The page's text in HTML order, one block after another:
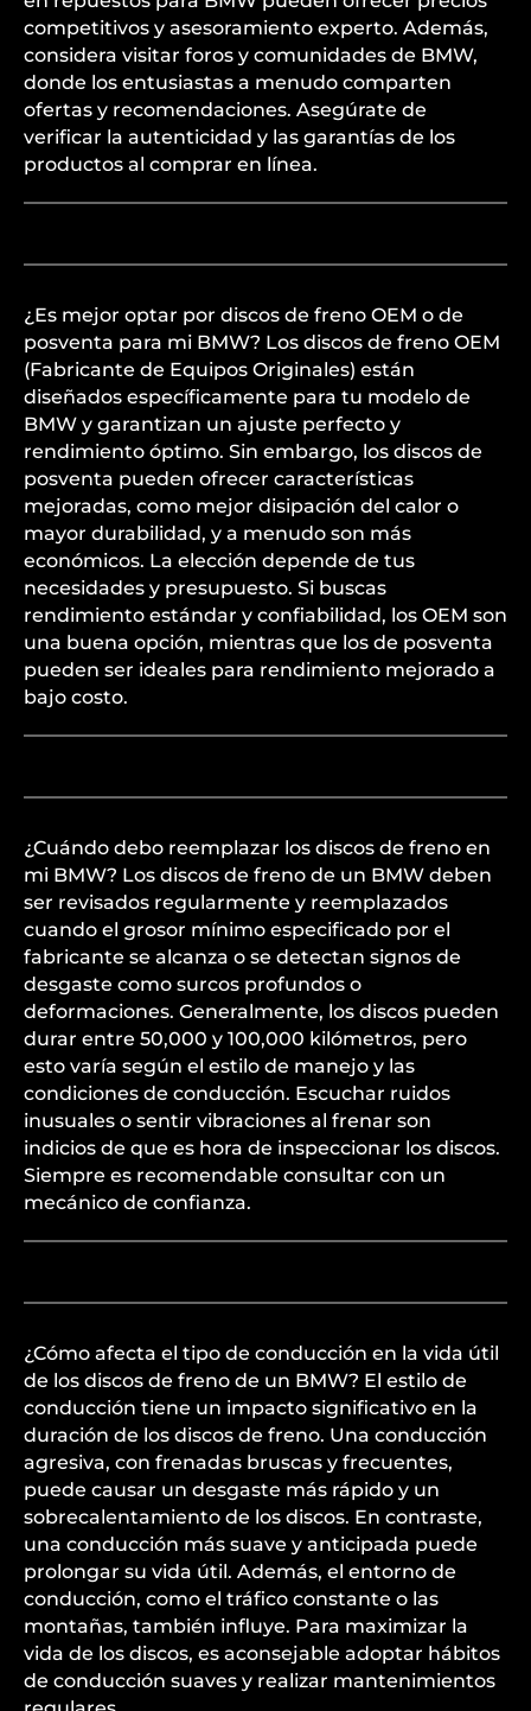
competitivos y asesoramiento experto. Además,
considera visitar foros y comunidades de BMW,
donde los entusiastas a menudo comparten
ofertas y recomendaciones. Asegúrate de
verificar la autenticidad y las garantías de los
productos al comprar en línea.
¿Es mejor optar por discos de freno OEM o de
posventa para mi BMW? Los discos de freno OEM
(Fabricante de Equipos Originales) están
diseñados específicamente para tu modelo de
BMW y garantizan un ajuste perfecto y
rendimiento óptimo. Sin embargo, los discos de
posventa pueden ofrecer características
mejoradas, como mejor disipación del calor o
mayor durabilidad, y a menudo son más
económicos. La elección depende de tus
necesidades y presupuesto. Si buscas
rendimiento estándar y confiabilidad, los OEM son
una buena opción, mientras que los de posventa
pueden ser ideales para rendimiento mejorado a
bajo costo.
¿Cuándo debo reemplazar los discos de freno en
mi BMW? Los discos de freno de un BMW deben
ser revisados regularmente y reemplazados
cuando el grosor mínimo especificado por el
fabricante se alcanza o se detectan signos de
desgaste como surcos profundos o
deformaciones. Generalmente, los discos pueden
durar entre 50,000 y 100,000 kilómetros, pero
esto varía según el estilo de manejo y las
condiciones de conducción. Escuchar ruidos
inusuales o sentir vibraciones al frenar son
indicios de que es hora de inspeccionar los discos.
Siempre es recomendable consultar con un
mecánico de confianza.
¿Cómo afecta el tipo de conducción en la vida útil
de los discos de freno de un BMW? El estilo de
conducción tiene un impacto significativo en la
duración de los discos de freno. Una conducción
agresiva, con frenadas bruscas y frecuentes,
puede causar un desgaste más rápido y un
sobrecalentamiento de los discos. En contraste,
una conducción más suave y anticipada puede
prolongar su vida útil. Además, el entorno de
conducción, como el tráfico constante o las
montañas, también influye. Para maximizar la
vida de los discos, es aconsejable adoptar hábitos
de conducción suaves y realizar mantenimientos